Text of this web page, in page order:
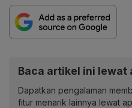
Baca artikel ini lewat
Dapatkan pengalaman
fitur menarik lainnya lewat